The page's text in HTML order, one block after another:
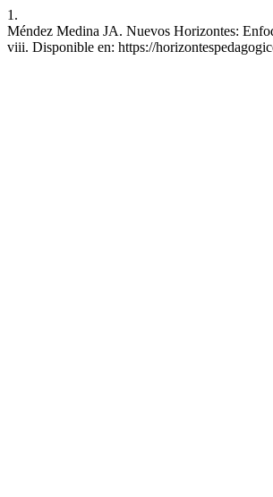
1.
Méndez Medina JA. Nuevos Horizontes:
viii. Disponible en: https://